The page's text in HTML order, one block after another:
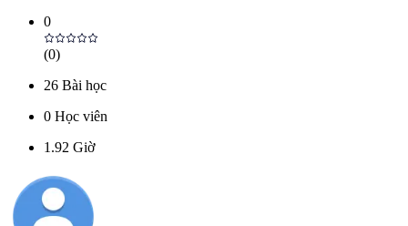
0
(0)
26 Bài học
0 Học viên
1.92 Giờ